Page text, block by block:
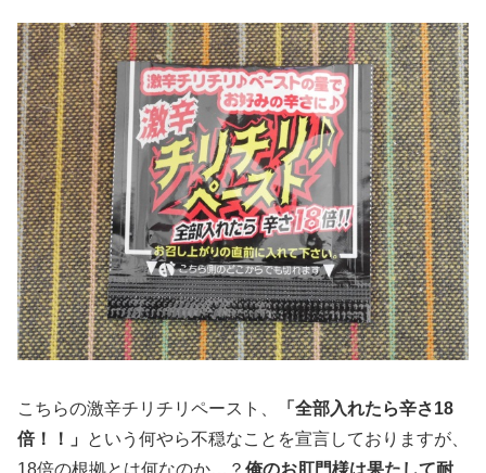
こちらの激辛チリチリペースト、
「全部入れたら辛さ18
倍！！」
という何やら不穏なことを宣言しておりますが、